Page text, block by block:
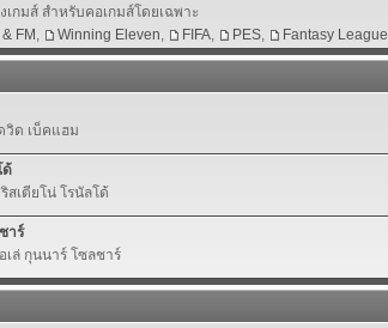
เกมส์ สำหรับคอเกมส์โดยเฉพาะ
FM , Winning Eleven, FIFA, PES, Fantasy League
วิด เบ็คแฮม
ด้
สเตียโน่ โรนัลโด้
าร์
เล่ กุนนาร์ โซลชาร์